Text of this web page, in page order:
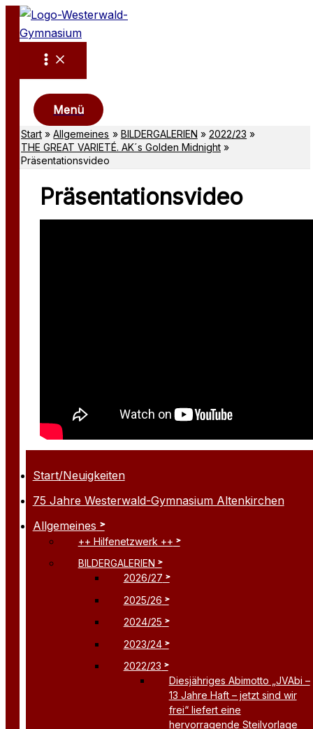
Zum
Inhalt
springen
Menü
Start Allgemeines BILDERGALERIEN
2022/23
THE GREAT VARIETÉ. AK´s Golden Midnight
Präsentationsvideo
Start/Neuigkeiten
75 Jahre Westerwald-Gymnasium Altenkirchen
Allgemeines
++ Hilfenetzwerk ++
BILDERGALERIEN
2026/27
2025/26
2024/25
2023/24
2022/23
Diesjähriges Abimotto „JVAbi –
13 Jahre Haft – jetzt sind wir
frei“ liefert eine
hervorragende Steilvorlage
Präsentationsvideo